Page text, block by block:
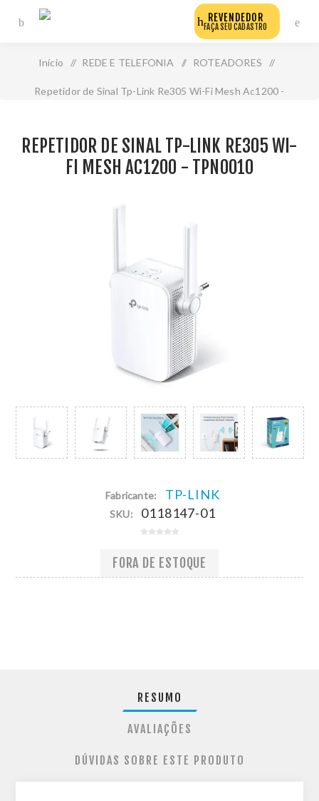
REVENDEDOR
FAÇA SEU CADASTRO
Início / REDE E TELEFONIA / ROTEADORES /
Repetidor de Sinal Tp-Link Re305 Wi-Fi Mesh Ac1200 -
REPETIDOR DE SINAL TP-LINK RE305 WI-
FI MESH AC1200 - TPN0010
Fabricante: TP-LINK
SKU: 0118147-01
FORA DE ESTOQUE
RESUMO
AVALIAÇÕES
DÚVIDAS SOBRE ESTE PRODUTO